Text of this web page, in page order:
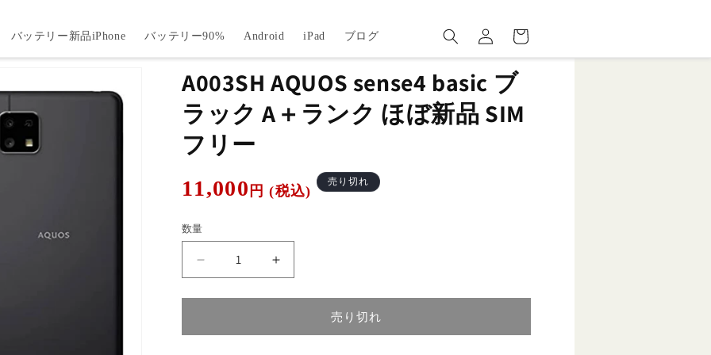
バッテリー新品iPhone バッテリー90% Android iPad ブログ
グ
イ
ー
ト
A003SH AQUOS sense4 basic ブ
ラック A＋ランク ほぼ新品 SIM
フリー
通
価
格
11,000 円 (税込)
売り切れ
数量
A003SH
AQUOS
sense4
ブ
A003SH
AQUOS
sense4
ブ
売り切れ